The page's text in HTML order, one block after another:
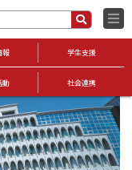
報 学生支援
動 社会連携